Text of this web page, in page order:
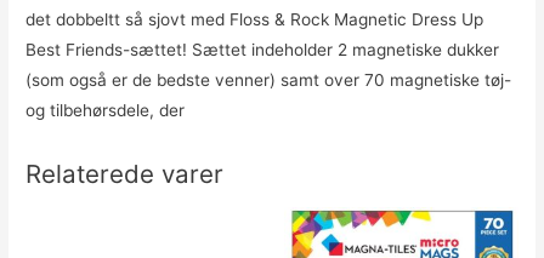
det dobbeltt så sjovt med Floss & Rock Magnetic Dress Up
Best Friends-sættet! Sættet indeholder 2 magnetiske dukker
(som også er de bedste venner) samt over 70 magnetiske tøj-
og tilbehørsdele, der
Relaterede varer